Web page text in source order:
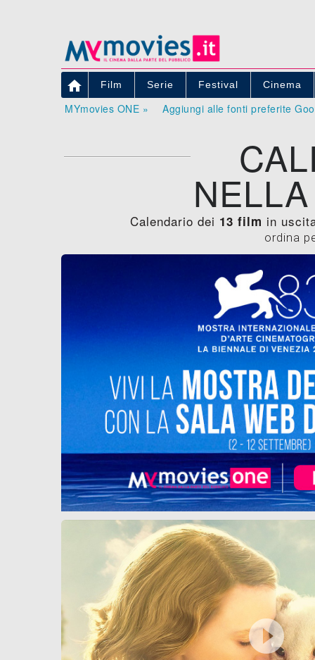
 Film Serie Festival Cinema
MYmovies ONE » Aggiungi alle fonti preferite
Calendario dei 13 film in
ordina
